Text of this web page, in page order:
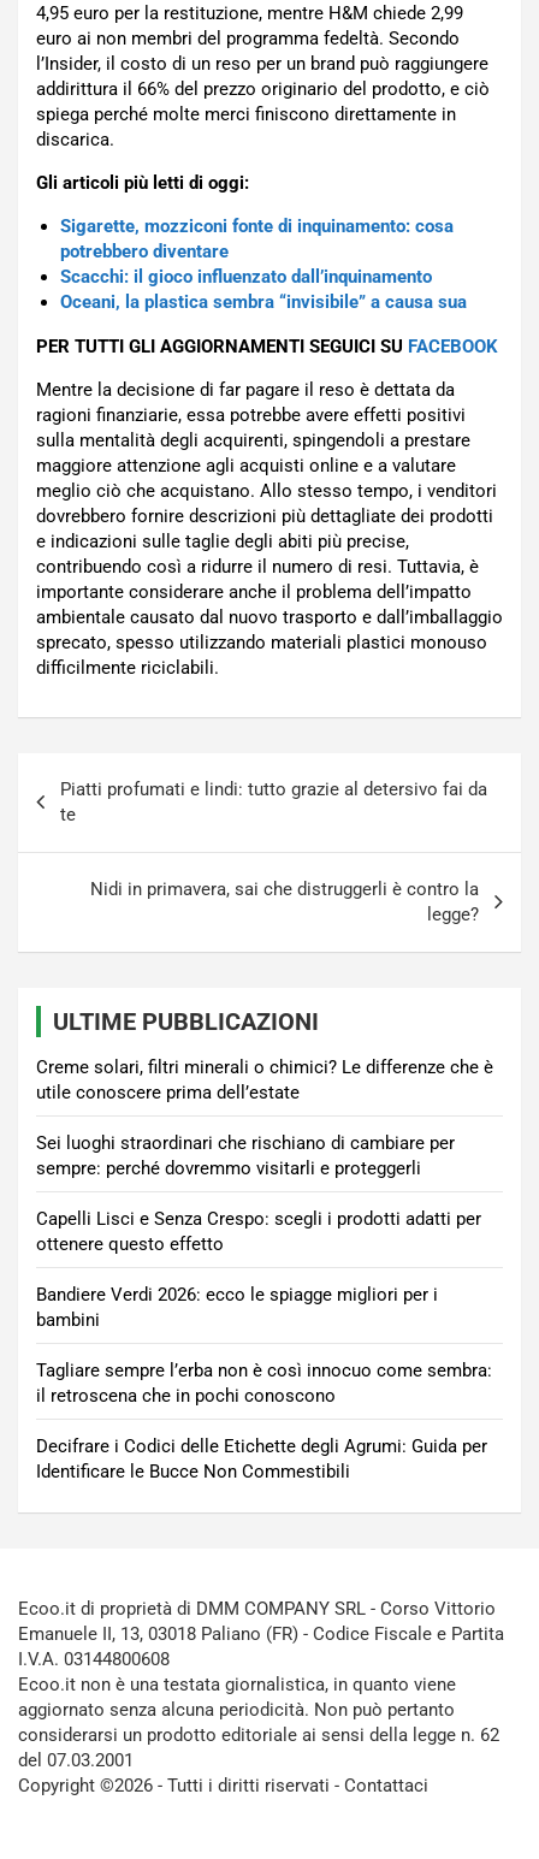
4,95 euro per la restituzione, mentre H&M chiede 2,99
euro ai non membri del programma fedeltà. Secondo
l’Insider, il costo di un reso per un brand può raggiungere
addirittura il 66% del prezzo originario del prodotto, e ciò
spiega perché molte merci finiscono direttamente in
discarica.
Gli articoli più letti di oggi:
Sigarette, mozziconi fonte di inquinamento: cosa
potrebbero diventare
Scacchi: il gioco influenzato dall’inquinamento
Oceani, la plastica sembra “invisibile” a causa sua
PER TUTTI GLI AGGIORNAMENTI SEGUICI SU FACEBOOK
Mentre la decisione di far pagare il reso è dettata da
ragioni finanziarie, essa potrebbe avere effetti positivi
sulla mentalità degli acquirenti, spingendoli a prestare
maggiore attenzione agli acquisti online e a valutare
meglio ciò che acquistano. Allo stesso tempo, i venditori
dovrebbero fornire descrizioni più dettagliate dei prodotti
e indicazioni sulle taglie degli abiti più precise,
contribuendo così a ridurre il numero di resi. Tuttavia, è
importante considerare anche il problema dell’impatto
ambientale causato dal nuovo trasporto e dall’imballaggio
sprecato, spesso utilizzando materiali plastici monouso
difficilmente riciclabili.
articoli
Piatti profumati e lindi: tutto grazie al detersivo fai da
te
Nidi in primavera, sai che distruggerli è contro la
legge?
ULTIME PUBBLICAZIONI
Creme solari, filtri minerali o chimici? Le differenze che è
utile conoscere prima dell’estate
Sei luoghi straordinari che rischiano di cambiare per
sempre: perché dovremmo visitarli e proteggerli
Capelli Lisci e Senza Crespo: scegli i prodotti adatti per
ottenere questo effetto
Bandiere Verdi 2026: ecco le spiagge migliori per i
bambini
Tagliare sempre l’erba non è così innocuo come sembra:
il retroscena che in pochi conoscono
Decifrare i Codici delle Etichette degli Agrumi: Guida per
Identificare le Bucce Non Commestibili
Ecoo.it di proprietà di DMM COMPANY SRL - Corso Vittorio
Emanuele II, 13, 03018 Paliano (FR) - Codice Fiscale e Partita
I.V.A. 03144800608
Ecoo.it non è una testata giornalistica, in quanto viene
aggiornato senza alcuna periodicità. Non può pertanto
considerarsi un prodotto editoriale ai sensi della legge n. 62
del 07.03.2001
Copyright ©2026 - Tutti i diritti riservati - Contattaci